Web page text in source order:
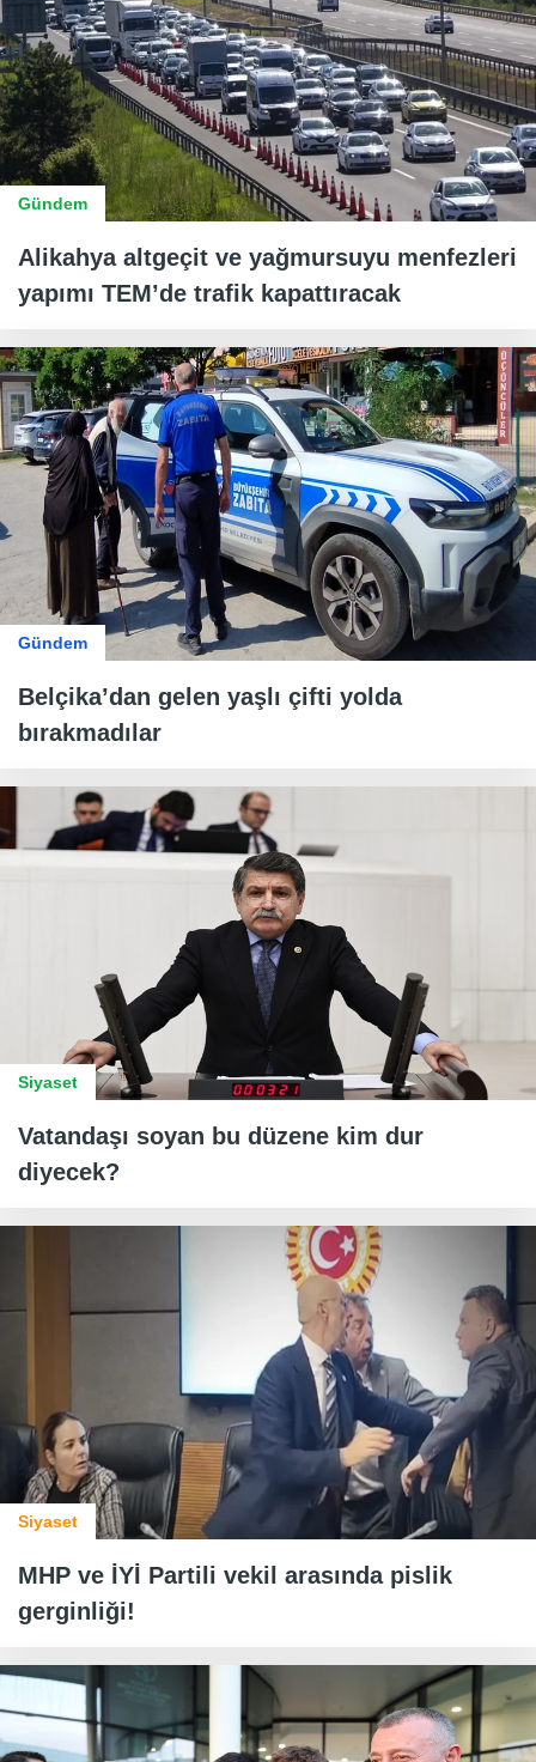
Gündem
Alikahya altgeçit ve yağmursuyu menfezleri
yapımı TEM’de trafik kapattıracak
Gündem
Belçika’dan gelen yaşlı çifti yolda
bırakmadılar
Siyaset
Vatandaşı soyan bu düzene kim dur
diyecek?
Siyaset
MHP ve İYİ Partili vekil arasında pislik
gerginliği!